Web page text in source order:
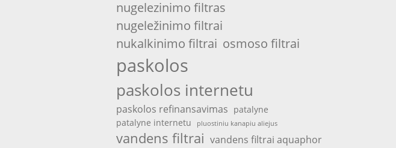
nugelezinimo filtras
nugeležinimo filtrai
nukalkinimo filtrai osmoso filtrai
paskolos
paskolos internetu
paskolos refinansavimas patalyne
patalyne internetu
pluostiniu kanapiu aliejus
vandens filtrai vandens filtrai aquaphor